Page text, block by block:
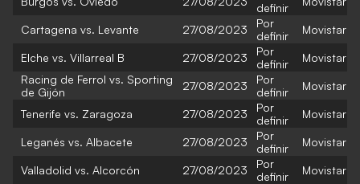
definir
Cartagena vs. Levante 27/08/2023
Por
definir
Movistar
Elche vs. Villarreal B 27/08/2023
Por
definir
Movistar
Racing de Ferrol vs. Sporting
de Gijón
27/08/2023
Por
definir
Movistar
Tenerife vs. Zaragoza 27/08/2023
Por
definir
Movistar
Leganés vs. Albacete 27/08/2023
Por
definir
Movistar
Valladolid vs. Alcorcón 27/08/2023
Por
definir
Movistar